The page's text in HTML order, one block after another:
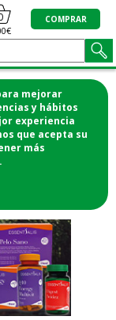
mejorar
y hábitos
experiencia
que acepta su
más
.
COMPRAR
EN LA
mandamos